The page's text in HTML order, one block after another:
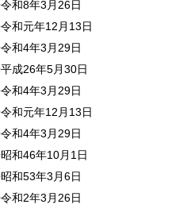
和8年3月26日
和元年12月13日
和4年3月29日
成26年5月30日
和4年3月29日
和元年12月13日
和4年3月29日
和46年10月1日
和53年3月6日
和2年3月26日